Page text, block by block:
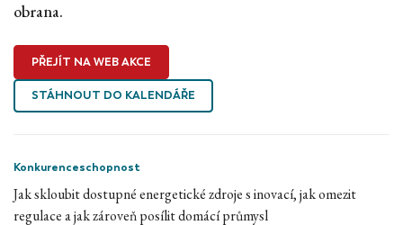
obrana.
PŘEJÍT NA WEB AKCE
STÁHNOUT DO KALENDÁŘE
Konkurenceschopnost
Jak skloubit dostupné energetické zdroje s inovací, jak omezit
regulace a jak zároveň posílit domácí průmysl